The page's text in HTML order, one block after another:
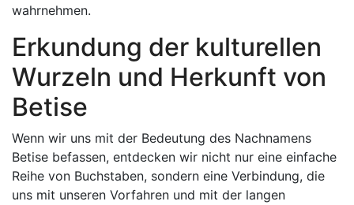
wahrnehmen.
Erkundung der kulturellen
Wurzeln und Herkunft von
Betise
Wenn wir uns mit der Bedeutung des Nachnamens
Betise befassen, entdecken wir nicht nur eine einfache
Reihe von Buchstaben, sondern eine Verbindung, die
uns mit unseren Vorfahren und mit der langen